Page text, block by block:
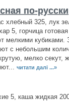
по-русски
хлебный 325, лук
5, горчица
мелкими
с небольшим
мелко секут,
читати далі ...»
5, каша жидкая